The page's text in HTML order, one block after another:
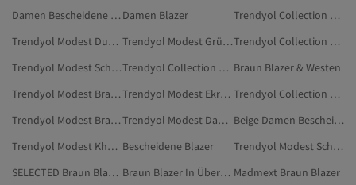
Damen Bescheidene Blazer Damen Blazer
Trendyol Collection Damen Bescheidene Blazer
Trendyol Modest Dunkelblau Blazer & Westen
Trendyol Modest Grün Blazer & Westen
Trendyol Collection Braun Blazer & Westen
Trendyol Modest Schwarz Blazer & Westen
Trendyol Collection Bescheidene Blazer Braun Blazer & Westen
Trendyol Modest Braun Kleidung
Trendyol Modest Ekru Blazer & Westen
Trendyol Collection Damen Blazer
Trendyol Modest Braun Modest Kleidung
Trendyol Modest Damen Jacken
Beige Damen Bescheidene Blazer
Trendyol Modest Khaki Blazer & Westen Bescheidene Blazer
Trendyol Modest Schwarz Jacken
SELECTED Braun Blazer & Westen
Braun Blazer In Übergröße Madmext Braun Blazer